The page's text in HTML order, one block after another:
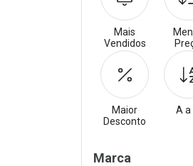
Mais
Vendidos
Maior
Desconto
A a
Filtros
Marca